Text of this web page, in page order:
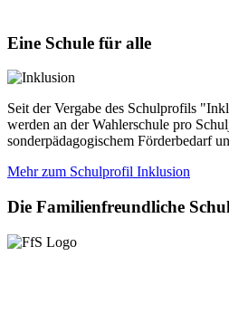
Eine Schule für alle
Seit der Vergabe des Schulprofils
werden an der Wahlerschule pro
sonderpädagogischem Förderbedarf
Mehr zum Schulprofil Inklusion
Die Familienfreundliche